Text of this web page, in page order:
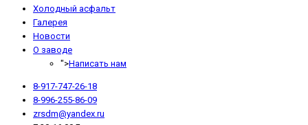
Холодный асфальт
Галерея
Новости
О заводе
">Написать нам
8-917-747-26-18
8-996-255-86-09
zrsdm@yandex.ru